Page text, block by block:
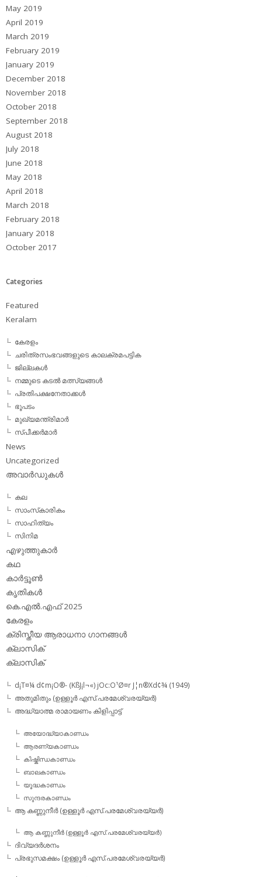
May 2019
April 2019
March 2019
February 2019
January 2019
December 2018
November 2018
October 2018
September 2018
August 2018
July 2018
June 2018
May 2018
April 2018
March 2018
February 2018
January 2018
October 2017
Categories
Featured
Keralam
കേരളം
ചരിത്രസംഭവങ്ങളുടെ കാലക്രമപട്ടിക
ജില്ലകള്‍
നമ്മുടെ കടല്‍ മത്സ്യങ്ങള്‍
പ്രതിപക്ഷനേതാക്കള്‍
ഭൂപടം
മുഖ്യമന്ത്രിമാര്‍
സ്പീക്കര്‍മാര്‍
News
Uncategorized
അവാര്‍ഡുകള്‍
കല
സാംസ്‌കാരികം
സാഹിത്യം
സിനിമ
എഴുത്തുകാര്‍
കഥ
കാര്‍ട്ടൂണ്‍
കൃതികള്‍
കെ.എല്‍.എഫ് 2025
കേരളം
ക്രിസ്തീയ ആരാധനാ ഗാനങ്ങള്‍
ക്ലാസിക്‌
ക്ലാസിക്
d¡T¤¼ d¢m¡O®- (KßJ¡l¬«) jOc:O¹Ø¤r J¦n®Xd¢¾ (1949)
അതുമിതും (ഉള്ളൂര്‍ എസ്.പരമേശ്വരയ്യര്‍)
അദ്ധ്യാത്മ രാമായണം കിളിപ്പാട്ട്‌
അയോദ്ധ്യാകാണ്ഡം
ആരണ്യകാണ്ഡം
കിഷ്കിന്ധകാണ്ഡം
ബാലകാണ്ഡം
യൂദ്ധകാണ്ഡം
സുന്ദരകാണ്ഡം
ആ കണ്ണുനീര്‍ (ഉള്ളൂര്‍ എസ്.പരമേശ്വരയ്യര്‍)
ആ കണ്ണുനീര്‍ (ഉള്ളൂര്‍ എസ്.പരമേശ്വരയ്യര്‍)
ദിവ്യദര്‍ശനം
പ്രഭുസമക്ഷം (ഉള്ളൂര്‍ എസ്.പരമേശ്വരയ്യര്‍)